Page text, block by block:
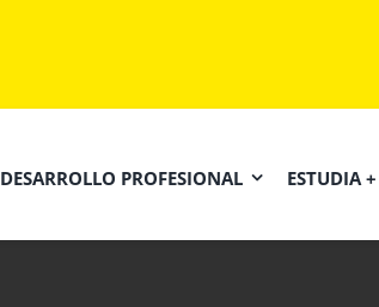
DESARROLLO PROFESIONAL ESTUDIA +